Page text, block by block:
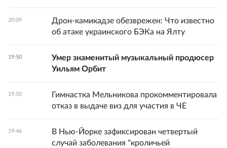
20:09
Дрон-камикадзе обезврежен: Что известно
об атаке украинского БЭКа на Ялту
19:50
Умер знаменитый музыкальный продюсер
Уильям Орбит
19:50
Гимнастка Мельникова прокомментировала
отказ в выдаче виз для участия в ЧЕ
19:46
В Нью-Йорке зафиксирован четвертый
случай заболевания "кроличьей